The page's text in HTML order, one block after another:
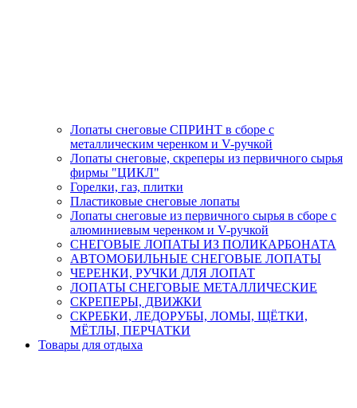
Лопаты снеговые СПРИНТ в сборе с
металлическим черенком и V-ручкой
Лопаты снеговые, скреперы из первичного сырья
фирмы "ЦИКЛ"
Горелки, газ, плитки
Пластиковые снеговые лопаты
Лопаты снеговые из первичного сырья в сборе с
алюминиевым черенком и V-ручкой
СНЕГОВЫЕ ЛОПАТЫ ИЗ ПОЛИКАРБОНАТА
АВТОМОБИЛЬНЫЕ СНЕГОВЫЕ ЛОПАТЫ
ЧЕРЕНКИ, РУЧКИ ДЛЯ ЛОПАТ
ЛОПАТЫ СНЕГОВЫЕ МЕТАЛЛИЧЕСКИЕ
СКРЕПЕРЫ, ДВИЖКИ
СКРЕБКИ, ЛЕДОРУБЫ, ЛОМЫ, ЩЁТКИ,
МЁТЛЫ, ПЕРЧАТКИ
Товары для отдыха